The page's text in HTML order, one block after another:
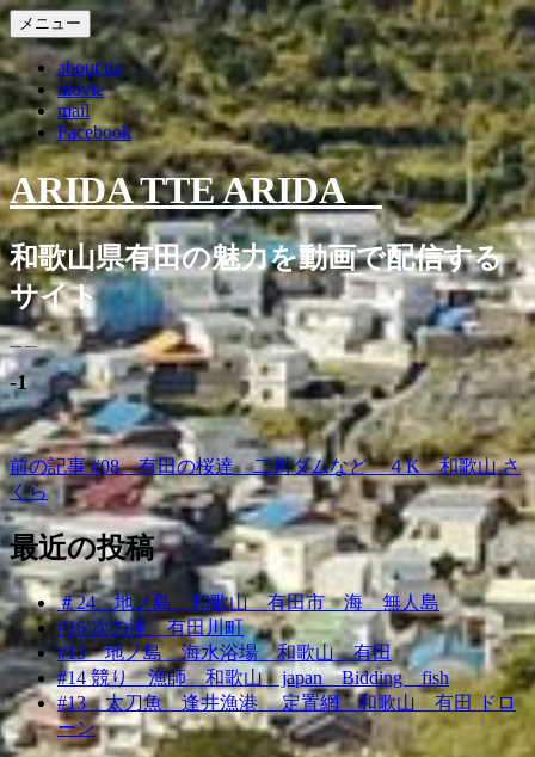
コ
ン
テ
ン
ツ
に
ス
キ
ッ
プ
メニュー
about us
movie
mail
Facebook
ARIDA TTE ARIDA
和歌山県有田の魅力を動画で配信する
サイト
— —
-1
投
稿
ナ
ビ
ゲ
ー
シ
ョ
前の記事#08 有田の桜達 二川ダムなど ４K 和歌山 さ
くら
最近の投稿
＃24 地ノ島 和歌山 有田市 海 無人島
#16 次の滝 有田川町
#15 地ノ島 海水浴場 和歌山 有田
#14 競り 漁師 和歌山 japan Bidding fish
#13 太刀魚 逢井漁港 定置網 和歌山 有田 ドロ
ーン